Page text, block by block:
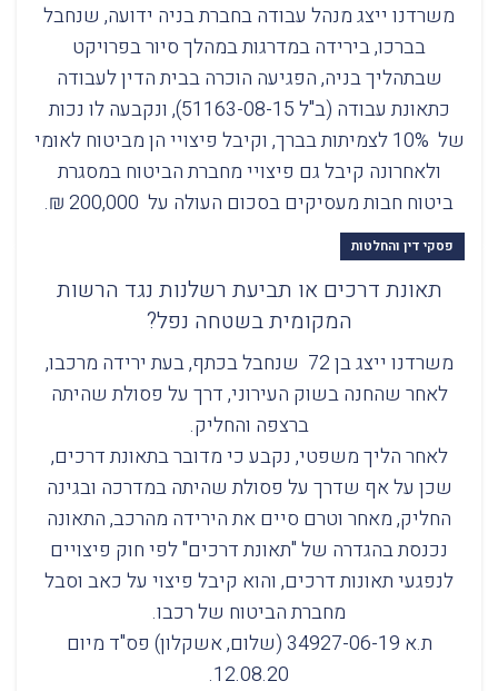
משרדנו ייצג מנהל עבודה בחברת בניה ידועה, שנחבל
בברכו, בירידה במדרגות במהלך סיור בפרויקט
שבתהליך בניה, הפגיעה הוכרה בבית הדין לעבודה
כתאונת עבודה (ב"ל 51163-08-15), ונקבעה לו נכות
של 10% לצמיתות בברך, וקיבל פיצויי הן מביטוח לאומי
ולאחרונה קיבל גם פיצויי מחברת הביטוח במסגרת
ביטוח חבות מעסיקים בסכום העולה על 200,000 ₪.
פסקי דין והחלטות
תאונת דרכים או תביעת רשלנות נגד הרשות
המקומית בשטחה נפל?
משרדנו ייצג בן 72 שנחבל בכתף, בעת ירידה מרכבו,
לאחר שהחנה בשוק העירוני, דרך על פסולת שהיתה
ברצפה והחליק.
לאחר הליך משפטי, נקבע כי מדובר בתאונת דרכים,
שכן על אף שדרך על פסולת שהיתה במדרכה ובגינה
החליק, מאחר וטרם סיים את הירידה מהרכב, התאונה
נכנסת בהגדרה של "תאונת דרכים" לפי חוק פיצויים
לנפגעי תאונות דרכים, והוא קיבל פיצוי על כאב וסבל
מחברת הביטוח של רכבו.
ת.א 34927-06-19 (שלום, אשקלון) פס"ד מיום
12.08.20.